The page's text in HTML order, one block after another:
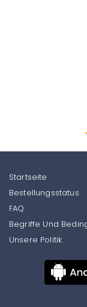
Startseite
Bestellungsstatus
FAQ
Begriffe Und
Unsere Politik